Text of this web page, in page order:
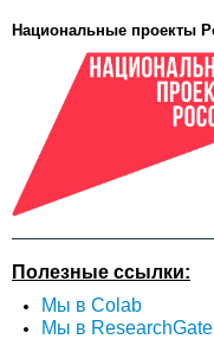
Национальные проекты
Полезные ссылки:
Мы в Colab
Мы в ResearchGate